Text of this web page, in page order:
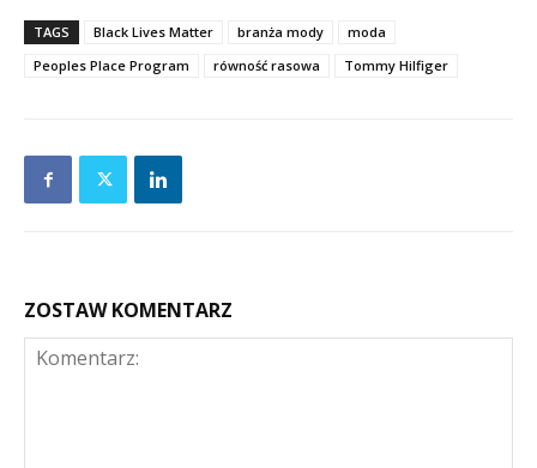
TAGS Black Lives Matter branża mody
moda
Peoples Place Program
równość rasowa Tommy Hilfiger
ZOSTAW KOMENTARZ